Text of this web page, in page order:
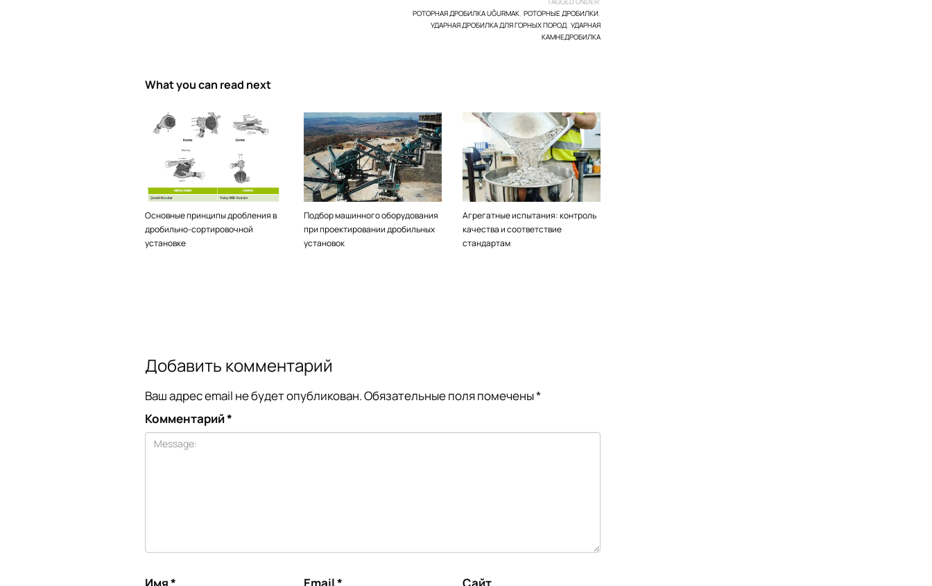
РОТОРНАЯ ДРОБИЛКА UĞURMAK, РОТОРНЫЕ ДРОБИЛКИ,
УДАРНАЯ ДРОБИЛКА ДЛЯ ГОРНЫХ ПОРОД, УДАРНАЯ
КАМНЕДРОБИЛКА
What you can read next
Основные принципы дробления в
дробильно-сортировочной
установке
Подбор машинного оборудования
при проектировании дробильных
установок
Агрегатные испытания: контроль
качества и соответствие
стандартам
Добавить комментарий
Ваш адрес email не будет опубликован.Обязательные поля помечены*
Комментарий*